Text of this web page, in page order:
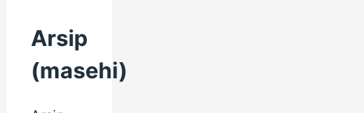
Arsip
(masehi)